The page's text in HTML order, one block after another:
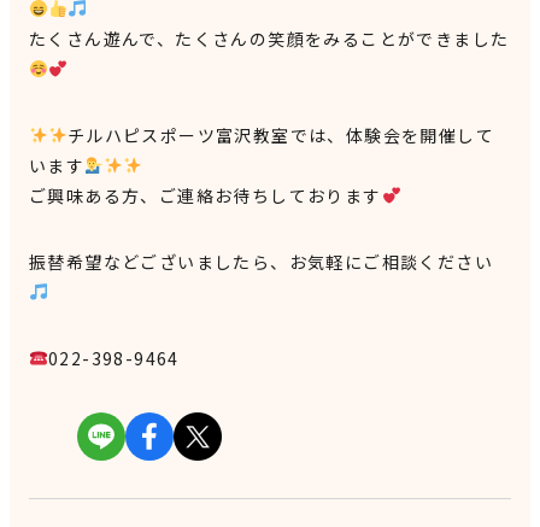
たくさん遊んで、たくさんの笑顔をみることができました
チルハピスポーツ富沢教室では、体験会を開催して
います
ご興味ある方、ご連絡お待ちしております
振替希望などございましたら、お気軽にご相談ください
022-398-9464